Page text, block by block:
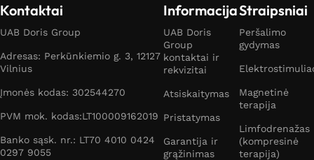
Kontaktai
UAB Doris Group
Adresas: Perkūnkiemio g. 3, 12127
Vilnius
Įmonės kodas: 302544270
PVM mok. kodas:LT100009162019
Banko sąsk. nr.: LT70 4010 0424
0297 9055
Informacija
UAB Doris
Group
kontaktai ir
rekvizitai
Atsiskaitymas
Pristatymas
Garantija ir
grąžinimas
Straipsniai
Peršalimo
gydymas
Magnetinė
terapija
Limfodrenažas
(kompresinė
terapija)